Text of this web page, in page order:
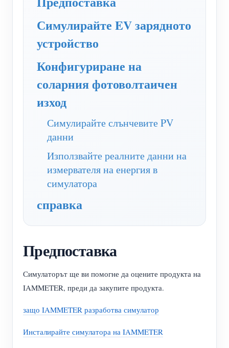
WiFi контролер за захранване
IAMMETER Cloud Pro
Услуга за самостоятелно хостване
EV зарядно устройство
IAMMETER Симулатор
Виртуален измервателен уред
Система за енергийно прогнозиране и симулация
Приложения
Енергиен монитор на слънчева фотоволтаична
система
Монитор за потребление на електроенергия
Домашна автоматизация
Фабричен енергиен мониторинг
Магазин
Ресурси
Бърз старт на продукта
Документ
Новини
Общност
Разработчик
Разгледайте
Контакт
За нас
Симулирайте EV зарядното
устройство
Конфигуриране на
соларния фотоволтаичен
изход
Симулирайте слънчевите PV
данни
Използвайте реалните данни на
измервателя на енергия в
симулатора
справка
Предпоставка
Симулаторът ще ви помогне да оцените продукта на
IAMMETER, преди да закупите продукта.
защо IAMMETER разработва симулатор
Инсталирайте симулатора на IAMMETER